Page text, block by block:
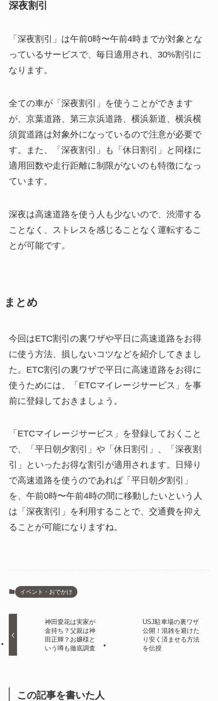
深夜割引
「深夜割引」は午前0時〜午前4時までが対象とな
っているサービスで、毎日適用され、30%割引に
なります。
全ての車が「深夜割引」を使うことができます
が、京葉道路、第三京浜道路、横浜新道、横浜横
須賀道路は対象外になっているので注意が必要で
す。また、「深夜割引」も「休日割引」と同様に
適用回数や走行距離に制限がないのも特徴になっ
ています。
深夜は高速道路を使う人も少ないので、渋滞する
ことなく、ストレスを感じることなく運転するこ
とが可能です。
まとめ
今回はETC割引の裏ワザや平日に高速道路をお得
に使う方法、損しないコツなどを紹介してきまし
た。ETC割引の裏ワザで平日に高速道路をお得に
使うためには、「ETCマイレージサービス」を事
前に登録しておきましょう。
「ETCマイレージサービス」を登録しておくこと
で、「平日朝夕割引」や「休日割引」、「深夜割
引」といったお得な割引が適用されます。日帰り
で高速道路を使うのであれば「平日朝夕割引」
を、午前0時〜午前4時の間に移動したいという人
は「深夜割引」を利用することで、交通費を抑え
ることが可能になりますね。
イベント・おでかけ
神田愛花は実家が
金持ち？父親は神
田正輝？お嬢様と
いう噂も徹底調査
USJ駐車場の裏ワザ
公開！混雑を避けた
り安く済ませる方法
を伝授
この記事を書いた人